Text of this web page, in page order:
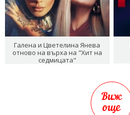
Галена и Цветелина Янева
отново на върха на "Хит на
седмицата"
Виж
още